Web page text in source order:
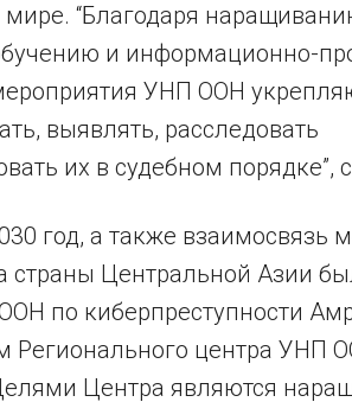
“Благодаря
и информационно-
УНП ООН
выявлять, расследовать
их в судебном порядке”,
год, а также взаимосвязь
страны Центральной Азии
по киберпреступности
Регионального центра УНП
Центра являются